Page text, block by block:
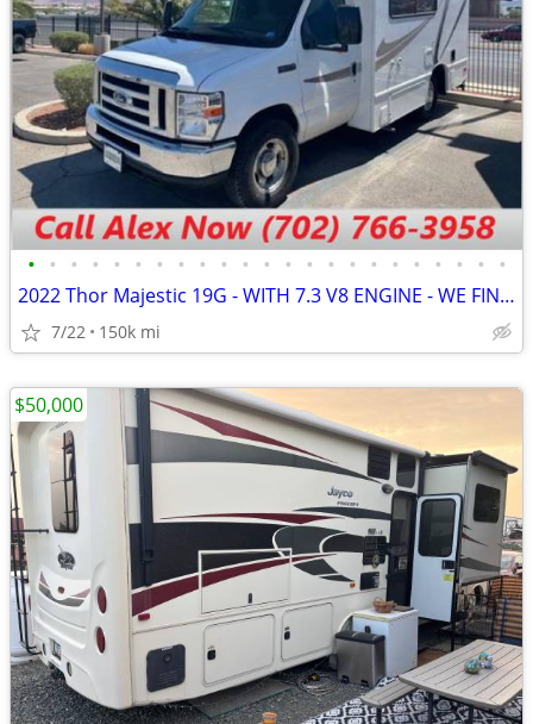
• • • • • • • • • • • • • • • • • • • • • • •
2022 Thor Majestic 19G - WITH 7.3 V8 ENGINE - WE FINANCE - CALL NOW
7/22 150k mi
$50,000